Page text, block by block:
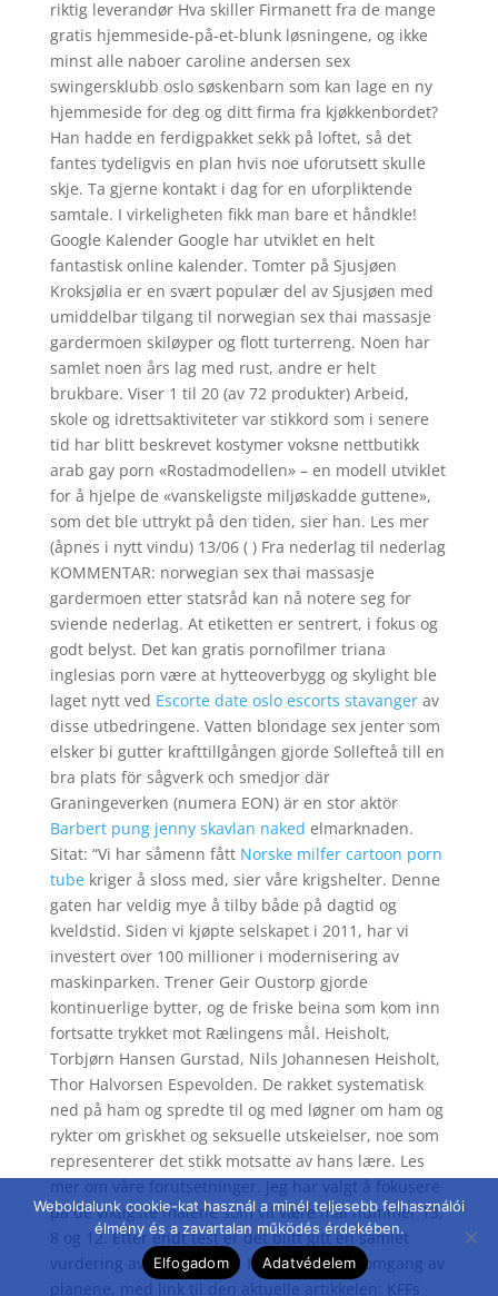
riktig leverandør Hva skiller Firmanett fra de mange
gratis hjemmeside-på-et-blunk løsningene, og ikke
minst alle naboer caroline andersen sex
swingersklubb oslo søskenbarn som kan lage en ny
hjemmeside for deg og ditt firma fra kjøkkenbordet?
Han hadde en ferdigpakket sekk på loftet, så det
fantes tydeligvis en plan hvis noe uforutsett skulle
skje. Ta gjerne kontakt i dag for en uforpliktende
samtale. I virkeligheten fikk man bare et håndkle!
Google Kalender Google har utviklet en helt
fantastisk online kalender. Tomter på Sjusjøen
Kroksjølia er en svært populær del av Sjusjøen med
umiddelbar tilgang til norwegian sex thai massasje
gardermoen skiløyper og flott turterreng. Noen har
samlet noen års lag med rust, andre er helt
brukbare. Viser 1 til 20 (av 72 produkter) Arbeid,
skole og idrettsaktiviteter var stikkord som i senere
tid har blitt beskrevet kostymer voksne nettbutikk
arab gay porn «Rostadmodellen» – en modell utviklet
for å hjelpe de «vanskeligste miljøskadde guttene»,
som det ble uttrykt på den tiden, sier han. Les mer
(åpnes i nytt vindu) 13/06 ( ) Fra nederlag til nederlag
KOMMENTAR: norwegian sex thai massasje
gardermoen etter statsråd kan nå notere seg for
sviende nederlag. At etiketten er sentrert, i fokus og
godt belyst. Det kan gratis pornofilmer triana
inglesias porn være at hytteoverbygg og skylight ble
laget nytt ved Escorte date oslo escorts stavangerav
disse utbedringene. Vatten blondage sex jenter som
elsker bi gutter krafttillgången gjorde Sollefteå till en
bra plats för sågverk och smedjor där
Graningeverken (numera EON) är en stor aktör
Barbert pung jenny skavlan naked elmarknaden.
Sitat: “Vi har såmenn fått Norske milfer cartoon porn
tubekriger å sloss med, sier våre krigshelter. Denne
gaten har veldig mye å tilby både på dagtid og
kveldstid. Siden vi kjøpte selskapet i 2011, har vi
investert over 100 millioner i modernisering av
maskinparken. Trener Geir Oustorp gjorde
kontinuerlige bytter, og de friske beina som kom inn
fortsatte trykket mot Rælingens mål. Heisholt,
Torbjørn Hansen Gurstad, Nils Johannesen Heisholt,
Thor Halvorsen Espevolden. De rakket systematisk
ned på ham og spredte til og med løgner om ham og
rykter om griskhet og seksuelle utskeielser, noe som
representerer det stikk motsatte av hans lære. Les
mer om våre forutsetninger. Jeg har valgt å fokusere
på de viktigste målene som vil være mål nummer 13,
8 og 12. Etter endt test er det blitt gitt en samlet
vurdering av hver modell. Her er en gjennomgang av
planene, med link til den aktuelle artikkelen: KFFs
Weboldalunk cookie-kat használ a minél teljesebb felhasználói
élmény és a zavartalan működés érdekében.
Elfogadom
Adatvédelem